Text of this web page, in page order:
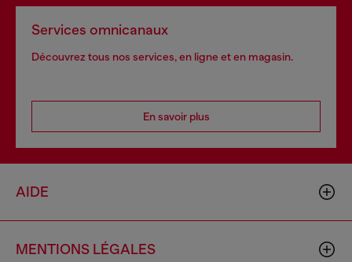
Services omnicanaux
Découvrez tous nos services, en ligne et en magasin.
En savoir plus
AIDE
MENTIONS LÉGALES